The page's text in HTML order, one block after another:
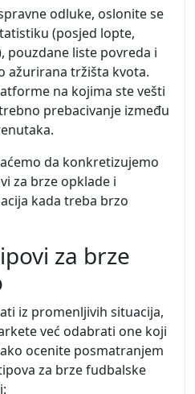
odluke, oslonite se
(posjed lopte,
pouzdane liste povreda i
ažurirana tržišta kvota.
na kojima ste vešti
prebacivanje između
da konkretizujemo
za brze opklade i
kada treba brzo
za brze
iz promenljivih situacija,
već odabrati one koji
ocenite posmatranjem
za brze fudbalske